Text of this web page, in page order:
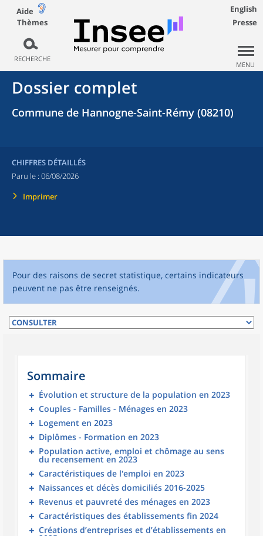
Aide
Thèmes
RECHERCHE
English
Presse
MENU
Dossier complet
Commune de Hannogne-Saint-Rémy (08210)
CHIFFRES DÉTAILLÉS
Paru le : 06/08/2026
Imprimer
Pour des raisons de secret statistique, certains indicateurs
peuvent ne pas être renseignés.
Sommaire
Évolution et structure de la population en 2023
Couples - Familles - Ménages en 2023
Logement en 2023
Diplômes - Formation en 2023
Population active, emploi et chômage au sens
du recensement en 2023
Caractéristiques de l'emploi en 2023
Naissances et décès domiciliés 2016-2025
Revenus et pauvreté des ménages en 2023
Caractéristiques des établissements fin 2024
Créations d’entreprises et d’établissements en